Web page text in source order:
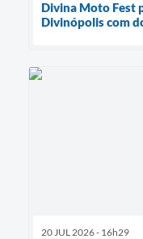
Divina Moto Fest
Divinópolis com
20 JUL 2026 - 16h29